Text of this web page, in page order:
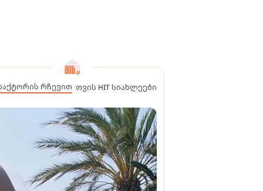
რჩევით თვის HIT სიახლეები